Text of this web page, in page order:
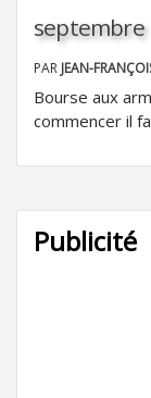
septembre
PAR JEAN-
Bourse aux
commencer il
Publicité